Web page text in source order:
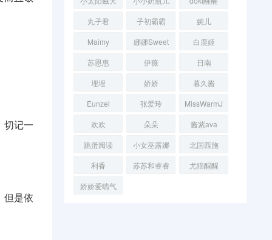
切记一
但是依
丸子君
子初霸霸
婉儿
Maimy
娜娜Sweet
白鹿姬
苏恩惠
伊薇
日南
埋埋
娇娇
暮久酱
Eunzel
张爱玲
MissWarmJ
欢欢
朵朵
酱紫ava
跳蛋阅读
小女巫露娜
北国西施
利香
苏苏和睿睿
尤猫醒醒
娇娇爱喘气